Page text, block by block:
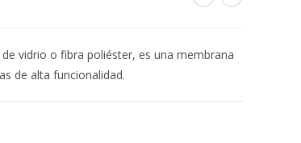
vidrio o fibra poliéster, es una membrana
de alta funcionalidad.